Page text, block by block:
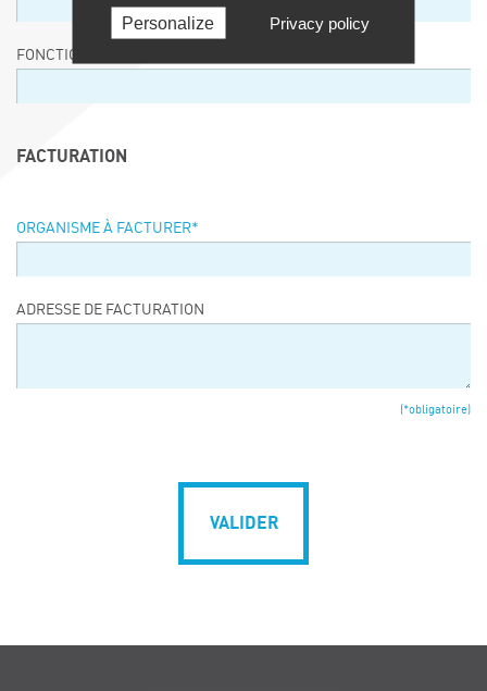
FONCTION
FACTURATION
ORGANISME À FACTURER*
ADRESSE DE FACTURATION
(*obligatoire)
VALIDER
Personalize Privacy policy